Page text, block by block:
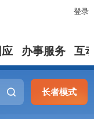
登录
办事服务 互
长者模式